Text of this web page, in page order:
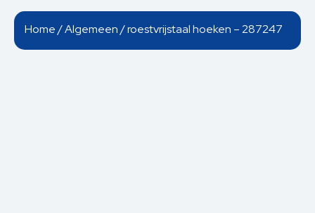
Home/Algemeen/ roestvrijstaal hoeken – 287247